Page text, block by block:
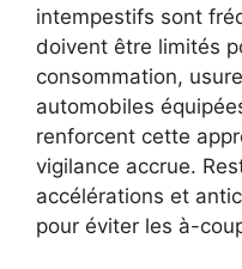
intempestifs sont
doivent être limités
consommation,
automobiles
renforcent cette
vigilance accrue.
accélérations et
pour éviter les à-